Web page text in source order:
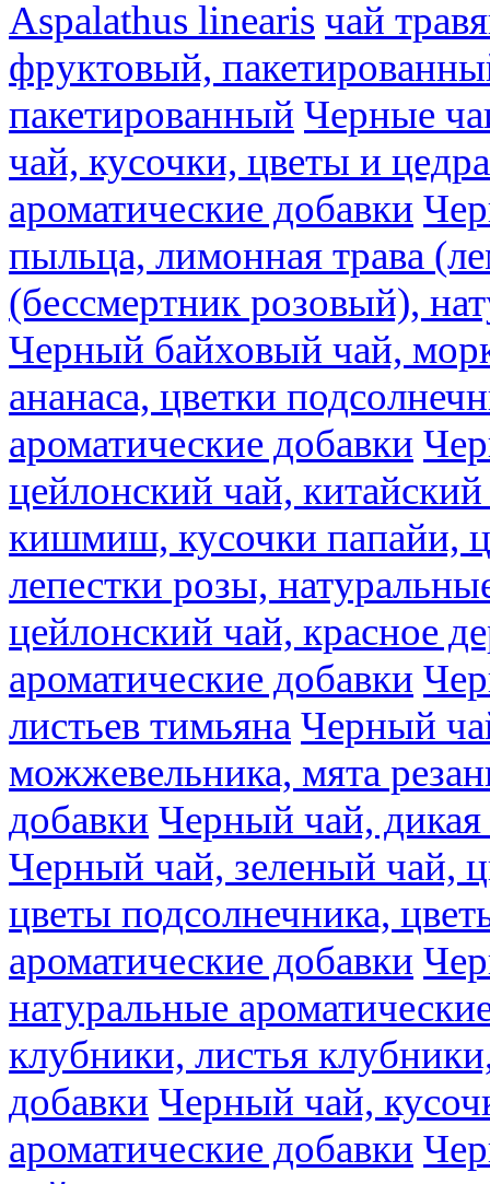
Aspalathus linearis чай
фруктовый,
пакетированный Черные
чай, кусочки, цветы и
ароматические добавки
пыльца, лимонная трава
(бессмертник розовый),
Черный байховый чай,
ананаса, цветки
ароматические добавки
цейлонский чай,
кишмиш, кусочки папайи,
лепестки розы,
цейлонский чай, красное
ароматические добавки
листьев тимьяна Черный
можжевельника, мята
добавки Черный чай,
Черный чай, зеленый чай,
цветы подсолнечника,
ароматические добавки
натуральные
клубники, листья
добавки Черный чай,
ароматические добавки